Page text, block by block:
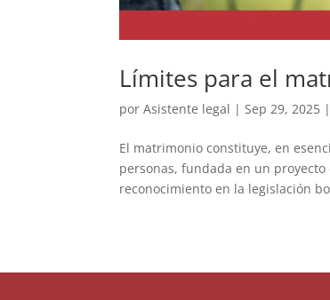
Límites para el
porAsistente legal |Sep 29, 2025
El matrimonio constituye, en
personas, fundada en un
reconocimiento en la legislación